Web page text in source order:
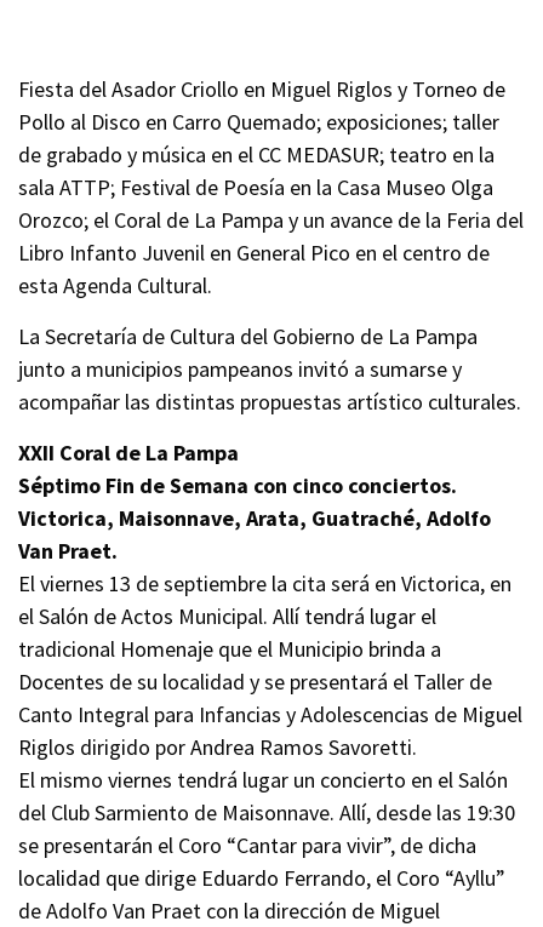
Fiesta del Asador Criollo en Miguel Riglos y Torneo de
Pollo al Disco en Carro Quemado; exposiciones; taller
de grabado y música en el CC MEDASUR; teatro en la
sala ATTP; Festival de Poesía en la Casa Museo Olga
Orozco; el Coral de La Pampa y un avance de la Feria del
Libro Infanto Juvenil en General Pico en el centro de
esta Agenda Cultural.
La Secretaría de Cultura del Gobierno de La Pampa
junto a municipios pampeanos invitó a sumarse y
acompañar las distintas propuestas artístico culturales.
XXII Coral de La Pampa
Séptimo Fin de Semana con cinco conciertos.
Victorica, Maisonnave, Arata, Guatraché, Adolfo
Van Praet.
El viernes 13 de septiembre la cita será en Victorica, en
el Salón de Actos Municipal. Allí tendrá lugar el
tradicional Homenaje que el Municipio brinda a
Docentes de su localidad y se presentará el Taller de
Canto Integral para Infancias y Adolescencias de Miguel
Riglos dirigido por Andrea Ramos Savoretti.
El mismo viernes tendrá lugar un concierto en el Salón
del Club Sarmiento de Maisonnave. Allí, desde las 19:30
se presentarán el Coro “Cantar para vivir”, de dicha
localidad que dirige Eduardo Ferrando, el Coro “Ayllu”
de Adolfo Van Praet con la dirección de Miguel